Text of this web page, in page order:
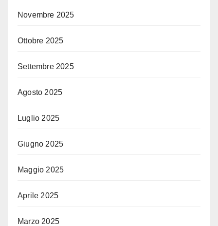
Novembre 2025
Ottobre 2025
Settembre 2025
Agosto 2025
Luglio 2025
Giugno 2025
Maggio 2025
Aprile 2025
Marzo 2025